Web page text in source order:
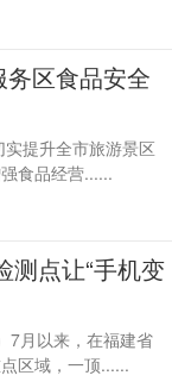
区食品安全
提升全市旅游景区
食品经营......
测点让“手机变
7月以来，在福建省
区域，一顶......